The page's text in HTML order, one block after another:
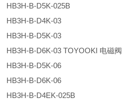
HB3H-B-D5K-025B
HB3H-B-D4K-03
HB3H-B-D5K-03
HB3H-B-D6K-03 TOYOOKI 电磁阀
HB3H-B-D5K-06
HB3H-B-D6K-06
HB3H-B-D4EK-025B